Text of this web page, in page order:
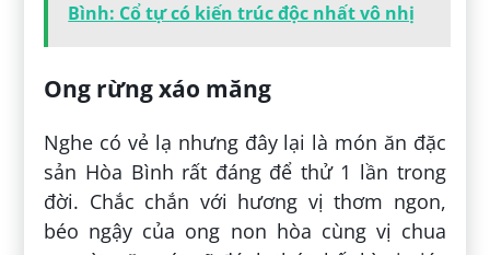
Bình: Cổ tự có kiến trúc độc nhất vô nhị
Ong rừng xáo măng
Nghe có vẻ lạ nhưng đây lại là món ăn đặc
sản Hòa Bình rất đáng để thử 1 lần trong
đời. Chắc chắn với hương vị thơm ngon,
béo ngậy của ong non hòa cùng vị chua